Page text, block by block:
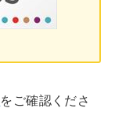
をご確認くださ